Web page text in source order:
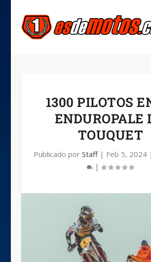
1300 PILOTOS
ENDUROPALE
TOUQUET
Publicado por Staff| Feb 5, 2024|
|